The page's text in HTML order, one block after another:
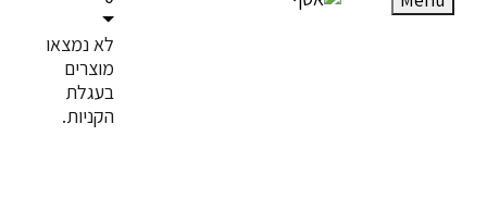
לא נמצאו
מוצרים
בעגלת
הקניות.